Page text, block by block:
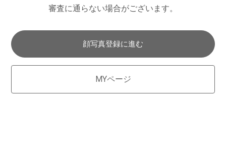
審査に通らない場合がございます。
顔写真登録に進む
MYページ